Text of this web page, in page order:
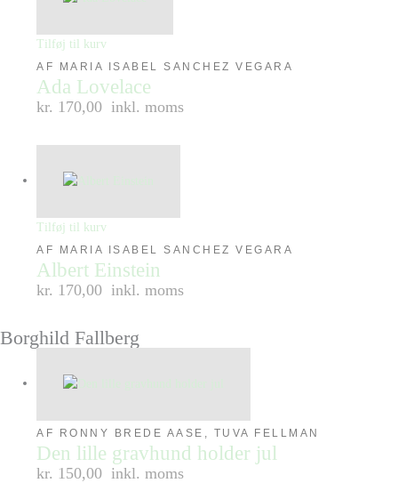
Tilføj til kurv
AF MARIA ISABEL SANCHEZ VEGARA
Ada Lovelace
kr. 170,00 inkl. moms
Tilføj til kurv
AF MARIA ISABEL SANCHEZ VEGARA
Albert Einstein
kr. 170,00 inkl. moms
Borghild Fallberg
AF RONNY BREDE AASE, TUVA FELLMAN
Den lille gravhund holder jul
kr. 150,00 inkl. moms